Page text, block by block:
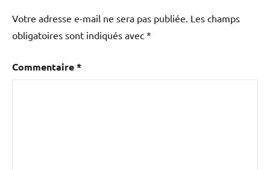
Votre adresse e-mail ne sera pas publiée. Les champs
obligatoires sont indiqués avec *
Commentaire*